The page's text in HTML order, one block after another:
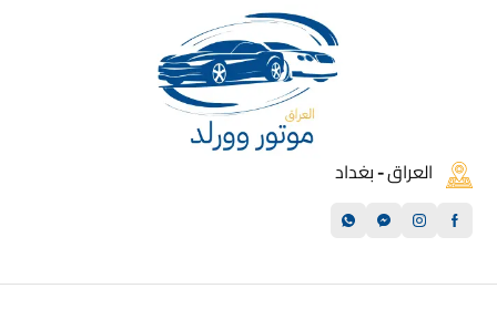
العراق - بغداد